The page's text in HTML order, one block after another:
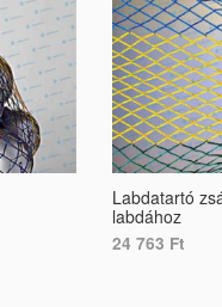
Labdatartó
labdához
24 763 Ft